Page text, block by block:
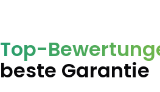
Top-
beste Garantie